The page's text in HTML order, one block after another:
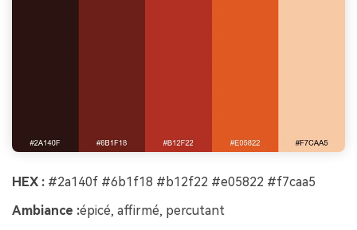
HEX : #2a140f #6b1f18 #b12f22 #e05822 #f7caa5
Ambiance :épicé, affirmé, percutant